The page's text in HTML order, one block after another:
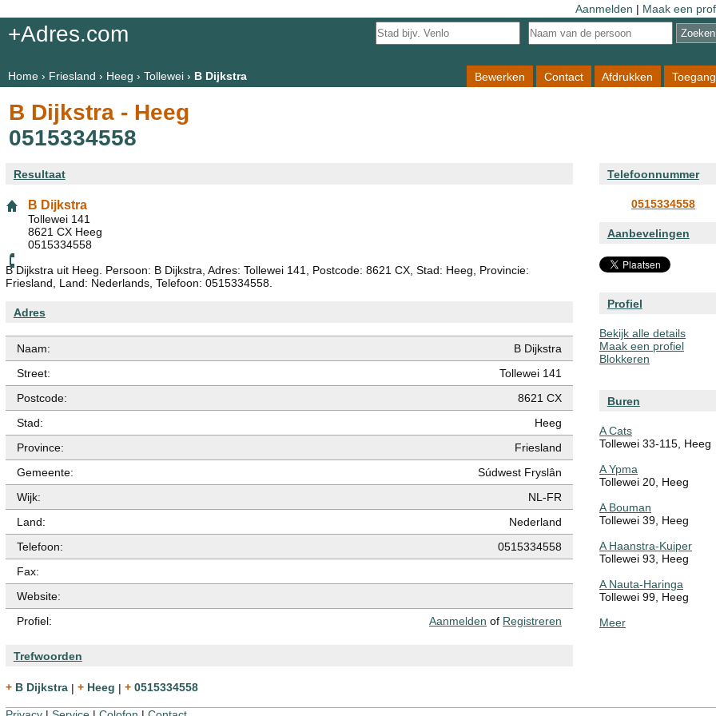
Aanmelden | Maak een
+Adres.com
Home› Friesland › Heeg › Tollewei› B Dijkstra Bewerken Contact Afdrukken Toegang
B Dijkstra - Heeg
0515334558
Resultaat
B Dijkstra
Tollewei 141
8621 CX Heeg
0515334558
B Dijkstra uit Heeg. Persoon: B Dijkstra, Adres: Tollewei 141, Postcode: 8621 CX, Stad: Heeg, Provincie:
Friesland, Land: Nederlands, Telefoon: 0515334558.
Adres
Naam:
B Dijkstra
Street:
Tollewei 141
Postcode:
8621 CX
Stad:
Heeg
Province:
Friesland
Gemeente:
Súdwest Fryslân
Wijk:
NL-FR
Land:
Nederland
Telefoon:
0515334558
Fax:
Website:
Profiel:
Aanmelden of Registreren
Trefwoorden
+ B Dijkstra | + Heeg | + 0515334558
Telefoonnummer
0515334558
Aanbevelingen
Profiel
Bekijk alle details
Maak een profiel
Blokkeren
Buren
A Cats
Tollewei 33-115, Heeg
A Ypma
Tollewei 20, Heeg
A Bouman
Tollewei 39, Heeg
A Haanstra-Kuiper
Tollewei 93, Heeg
A Nauta-Haringa
Tollewei 99, Heeg
Meer